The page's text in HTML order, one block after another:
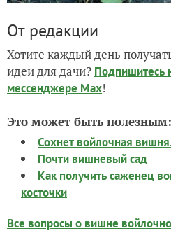
От редакции
Хотите каждый день
идеи для дачи? Подпишитесь
мессенджере Max!
Это может быть полезным:
Сохнет войлочная
Почти вишневый сад
Как получить саженец
косточки
Все вопросы о вишне